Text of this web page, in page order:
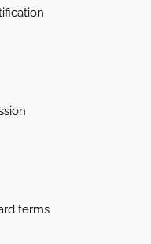
terms